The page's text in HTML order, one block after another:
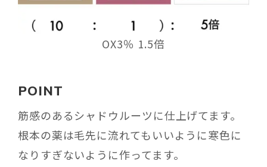
OX3％ 1.5倍
POINT
筋感のあるシャドウルーツに仕上げてます。
根本の薬は毛先に流れてもいいように寒色に
なりすぎないように作ってます。